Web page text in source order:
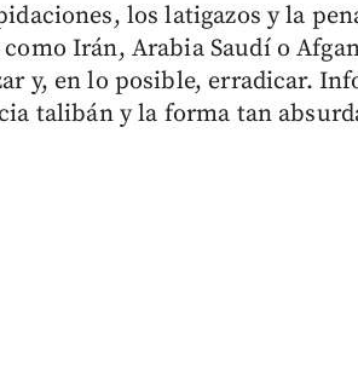
los latigazos y la
como Irán, Arabia Saudí o
y, en lo posible, erradicar.
talibán y la forma tan